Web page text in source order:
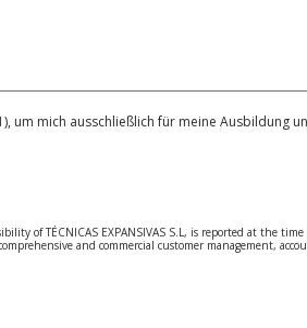
um mich ausschließlich für meine Ausbildung
of TÉCNICAS EXPANSIVAS S.L, is reported at the
and commercial customer management,
Protection Regulation (GDPR) 2016.